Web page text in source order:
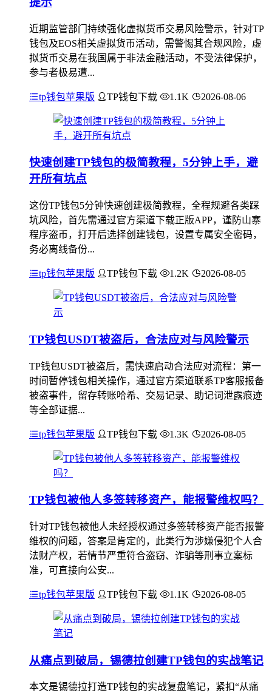
近期监管部门持续强化虚拟货币交易风险警示，针对TP
钱包及EOS相关虚拟货币活动，需警惕其合规风险，虚
拟货币交易在我国属于非法金融活动，不受法律保护，
参与者极易遭...
tp钱包苹果版 TP钱包下载 1.1K 2026-08-06
快速创建TP钱包的极简教程，5分钟上手，避
开所有坑点
这份TP钱包5分钟快速创建极简教程，全程规避各类踩
坑风险，首先需通过官方渠道下载正版APP，谨防山寨
程序盗币，打开后选择创建钱包，设置专属安全密码，
务必离线备份...
tp钱包苹果版 TP钱包下载 1.2K 2026-08-05
TP钱包USDT被盗后，合法应对与风险警示
TP钱包USDT被盗后，需快速启动合法应对流程：第一
时间暂停钱包相关操作，通过官方渠道联系TP客服报备
被盗事件，留存转账哈希、交易记录、助记词泄露痕迹
等全部证据...
tp钱包苹果版 TP钱包下载 1.3K 2026-08-05
TP钱包被他人多签转移资产，能报警维权吗？
针对TP钱包被他人未经授权通过多签转移资产能否报警
维权的问题，答案是肯定的，此类行为涉嫌侵犯个人合
法财产权，若情节严重符合盗窃、诈骗等刑事立案标
准，可直接向公安...
tp钱包苹果版 TP钱包下载 1.1K 2026-08-05
从痛点到破局，锡德拉创建TP钱包的实战笔记
本文是锡德拉打造TP钱包的实战复盘笔记，紧扣“从痛